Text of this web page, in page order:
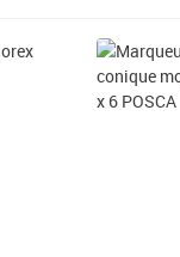
Prix 23,94€